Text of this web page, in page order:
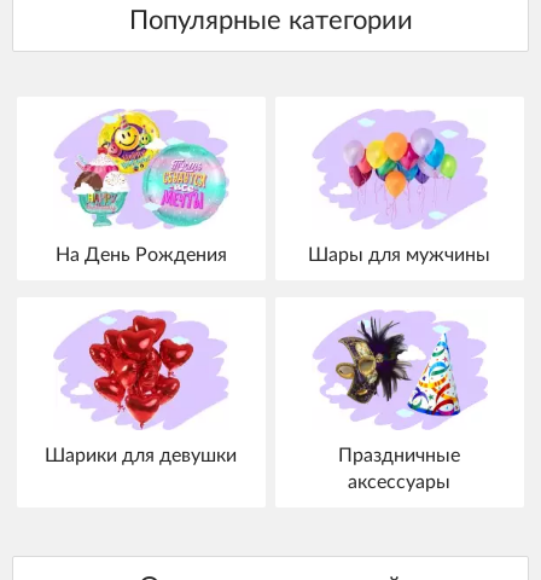
На День Рождения Шары для мужчины
Шарики для девушки
Праздничные
аксессуары